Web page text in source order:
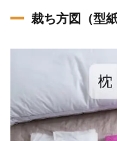
裁ち方図（型